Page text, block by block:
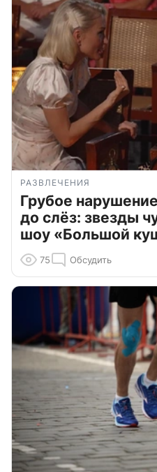
РАЗВЛЕЧЕНИЯ
Грубое
до слёз: звезды
шоу «Большой
75 Обсудить